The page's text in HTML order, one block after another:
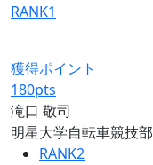
RANK1
獲得ポイント
180pts
滝口 敬司
明星大学自転車競技部
RANK2